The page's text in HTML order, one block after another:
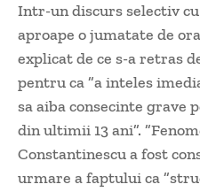
Intr-un discurs selectiv
aproape o jumatate de
explicat de ce s-a retras
pentru ca ”a inteles
sa aiba consecinte grave
din ultimii 13 ani”.
Constantinescu a fost
urmare a faptului ca